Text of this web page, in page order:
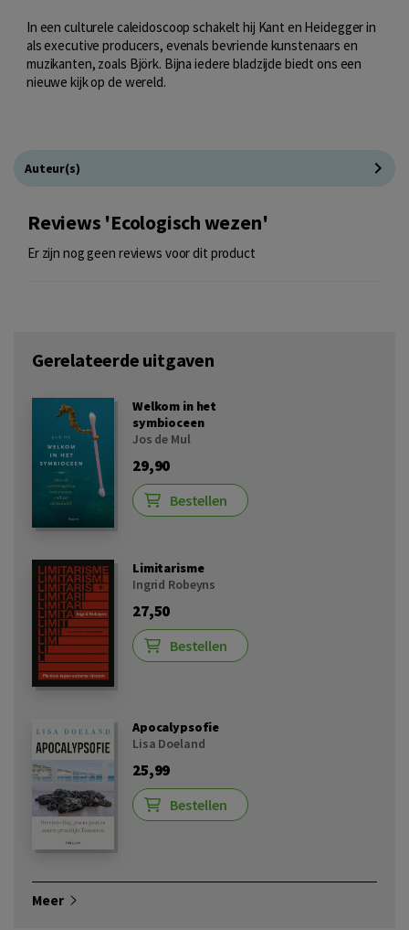
In een culturele caleidoscoop schakelt hij Kant en Heidegger in
als executive producers, evenals bevriende kunstenaars en
muzikanten, zoals Björk. Bijna iedere bladzijde biedt ons een
nieuwe kijk op de wereld.
Auteur(s)
Reviews 'Ecologisch wezen'
Er zijn nog geen reviews voor dit product
Gerelateerde uitgaven
Welkom in het
symbioceen
Jos de Mul
29,90
Bestellen
Limitarisme
Ingrid Robeyns
27,50
Bestellen
Apocalypsofie
Lisa Doeland
25,99
Bestellen
Meer